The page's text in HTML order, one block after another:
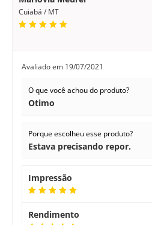
Cuiabá / MT
Avaliado em 19/07/2021
O que você achou do produto?
Otimo
Porque escolheu esse produto?
Estava precisando repor.
Impressão
Rendimento